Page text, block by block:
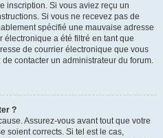
inscription. Si vous aviez reçu un
Si vous ne recevez pas de
spécifié une mauvaise adresse
a été filtré en tant que
de courrier électronique que vous
contacter un administrateur du forum.
?
Assurez-vous avant tout que votre
soient corrects. Si tel est le cas,